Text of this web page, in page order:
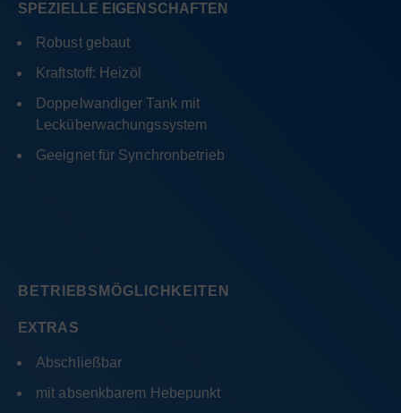
SPEZIELLE EIGENSCHAFTEN
Robust gebaut
Kraftstoff: Heizöl
Doppelwandiger Tank mit
Lecküberwachungssystem
Geeignet für Synchronbetrieb
BETRIEBSMÖGLICHKEITEN
EXTRAS
Abschließbar
mit absenkbarem Hebepunkt